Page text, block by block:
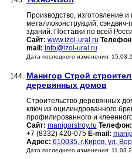
Производство, изготовление
металлоконструкций,
зданий. Поставки по всей
Сайт: www.izol-ural.ru
mail: info@izol-ural.ru
Дата последнего изменения:
144. Манигор Строй
деревянных домов
Строительство деревянных
ключ из оцилиндрованного
профилированного и
Сайт: manigorstroy.ru Телефон:
+7 (8332) 420-075 E-mail:
Адрес: 610035, г.Киров, ул.
Дата последнего изменения: